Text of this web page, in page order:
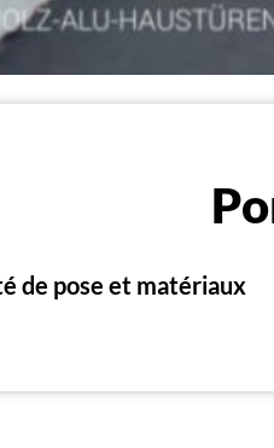
de pose et matériaux